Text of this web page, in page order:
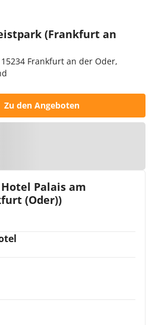
(Frankfurt an
Frankfurt an der Oder,
Zu den Angeboten
Palais am
(Oder))